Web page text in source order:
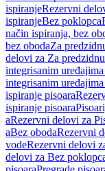
ispiranjeRezervni
ispiranjeBez poklopca
način ispiranja, bez
bez obodaZa
delovi za Za
integrisanim
integrisanim
ispiranje pisoara
ispiranje pisoara
aRezervni delovi za
aBez obodaRezervni
vodeRezervni delovi
delovi za Bez